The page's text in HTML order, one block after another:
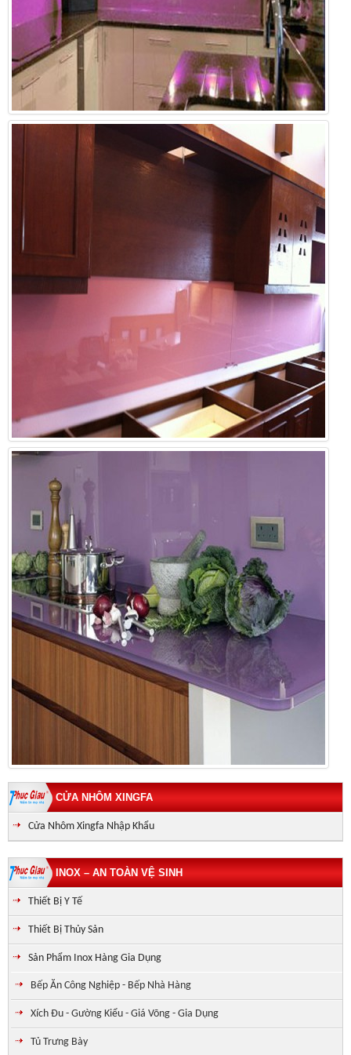
CỬA NHÔM XINGFA
Cửa Nhôm Xingfa Nhập Khẩu
INOX – AN TOÀN VỆ SINH
Thiết Bị Y Tế
Thiết Bị Thủy Sản
Sản Phẩm Inox Hàng Gia Dụng
Bếp Ăn Công Nghiệp - Bếp Nhà Hàng
Xích Đu - Gường Kiểu - Giá Võng - Gia Dụng
Tủ Trưng Bày